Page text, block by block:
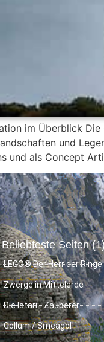
im Überblick
und
und als Concept
Beliebteste Seiten
LEGO® Der Herr der
Zwerge in Mittelerde
Die Istari - Zauberer
Gollum / Smeagol